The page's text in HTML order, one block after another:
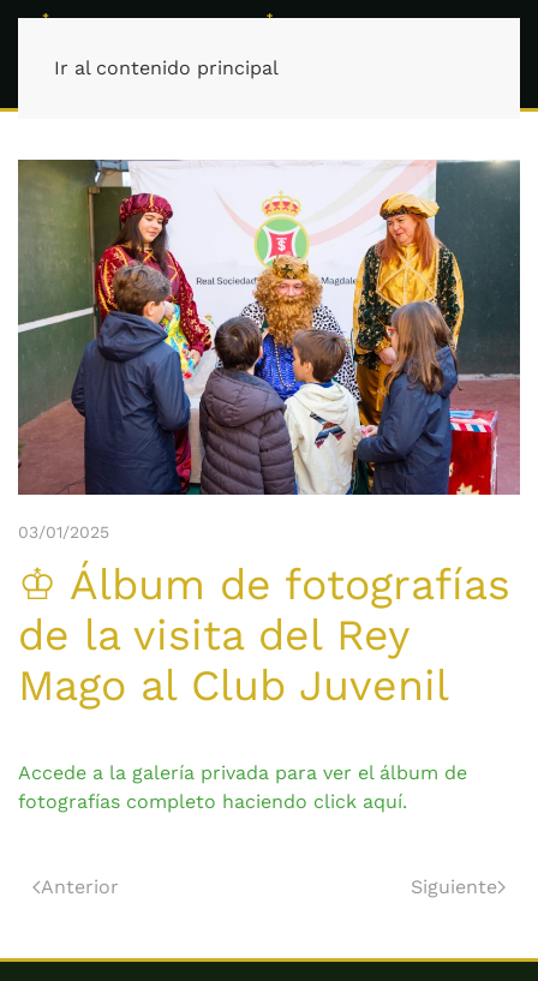
Ir al contenido principal
03/01/2025
♔ Álbum de fotografías
de la visita del Rey
Mago al Club Juvenil
Accede a la galería privada para ver el álbum de
fotografías completo haciendo click aquí.
Anterior Siguiente